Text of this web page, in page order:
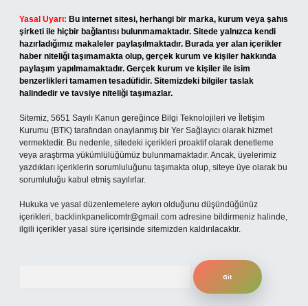
Yasal Uyarı: Bu internet sitesi, herhangi bir marka, kurum veya şahıs
şirketi ile hiçbir bağlantısı bulunmamaktadır. Sitede yalnızca kendi
hazırladığımız makaleler paylaşılmaktadır. Burada yer alan içerikler
haber niteliği taşımamakta olup, gerçek kurum ve kişiler hakkında
paylaşım yapılmamaktadır. Gerçek kurum ve kişiler ile isim
benzerlikleri tamamen tesadüfidir. Sitemizdeki bilgiler taslak
halindedir ve tavsiye niteliği taşımazlar.
Sitemiz, 5651 Sayılı Kanun gereğince Bilgi Teknolojileri ve İletişim
Kurumu (BTK) tarafından onaylanmış bir Yer Sağlayıcı olarak hizmet
vermektedir. Bu nedenle, sitedeki içerikleri proaktif olarak denetleme
veya araştırma yükümlülüğümüz bulunmamaktadır. Ancak, üyelerimiz
yazdıkları içeriklerin sorumluluğunu taşımakta olup, siteye üye olarak bu
sorumluluğu kabul etmiş sayılırlar.
Hukuka ve yasal düzenlemelere aykırı olduğunu düşündüğünüz
içerikleri, backlinkpanelicomtr@gmail.com adresine bildirmeniz halinde,
ilgili içerikler yasal süre içerisinde sitemizden kaldırılacaktır.